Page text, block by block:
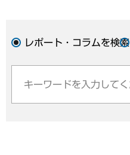
レポート・コラムを検索